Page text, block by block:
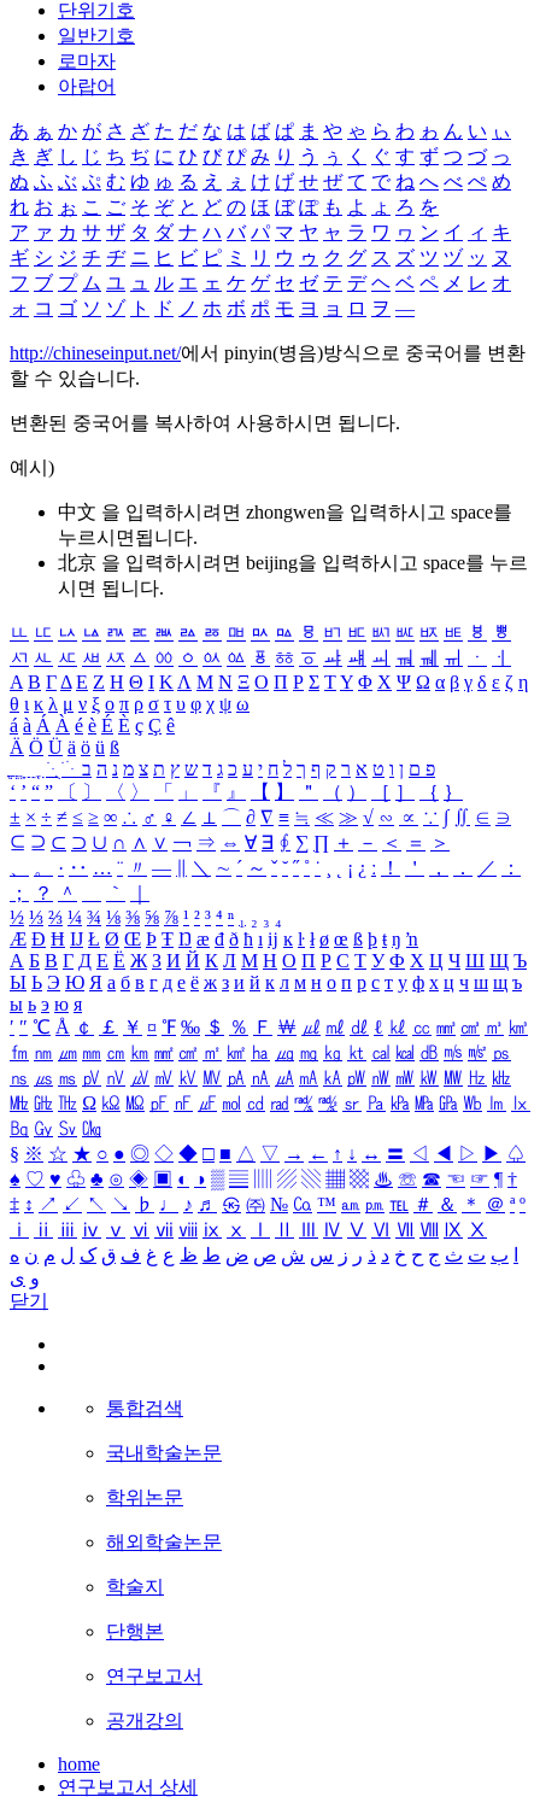
단위기호
일반기호
로마자
아랍어
あ ぁ か が さ ざ た だ な は ば ぱ ま や ゃ ら わ ゎ ん い ぃ
き ぎ し じ ち ぢ に ひ び ぴ み り う ぅ く ぐ す ず つ づ っ
ぬ ふ ぶ ぷ む ゆ ゅ る え ぇ け げ せ ぜ て で ね へ べ ぺ め
れ お ぉ こ ご そ ぞ と ど の ほ ぼ ぽ も よ ょ ろ を
ア ァ カ サ ザ タ ダ ナ ハ バ パ マ ヤ ャ ラ ワ ヮ ン イ ィ キ
ギ シ ジ チ ヂ ニ ヒ ビ ピ ミ リ ウ ゥ ク グ ス ズ ツ ヅ ッ ヌ
フ ブ プ ム ユ ュ ル エ ェ ケ ゲ セ ゼ テ デ ヘ ベ ペ メ レ オ
ォ コ ゴ ソ ゾ ト ド ノ ホ ボ ポ モ ヨ ョ ロ ヲ ―
http://chineseinput.net/에서 pinyin(병음)방식으로 중국어를 변환
할 수 있습니다.
변환된 중국어를 복사하여 사용하시면 됩니다.
예시)
中文 을 입력하시려면 zhongwen을 입력하시고 space를
누르시면됩니다.
北京 을 입력하시려면 beijing을 입력하시고 space를 누르
시면 됩니다.
ㅥ ㅦ ㅧ ㅨ ㅩ ㅪ ㅫ ㅬ ㅭ ㅮ ㅯ ㅰ ㅱ ㅲ ㅳ ㅴ ㅵ ㅶ ㅷ ㅸ
ㅹ
ㅺ ㅻ ㅼ ㅽ ㅾ ㅿ ㆀ ㆁ ㆂ ㆃ ㆄ ㆅ ㆆ ㆇ ㆈ ㆉ ㆊ ㆋ ㆌ ㆍ
ㆎ
Α Β ΓΔ Ε Ζ Η Θ Ι ΚΛ Μ Ν Ξ Ο Π Ρ Σ ΤΥ Φ Χ Ψ Ω α β γ δ ε ζ η
θ ι κ λ μ ν ξ ο π ρ σ τ υ φ χ ψ ω
á à Á À é è É È ç Ç ê
Ä Ö Ü ä ö ü ß
ִֶֹ ֻּ ׁׂ פ ם ן ו ט א ר ק ף ך ל ח י ע כ ג ד ש ץ ת צ מ נ ה ב
‘ ’ “ ” 〔 〕 〈 〉 「 」 『 』 【 】 ＂ （ ） ［ ］ ｛ ｝
± × ÷ ≠ ≤ ≥ ∞ ∴ ♂ ♀ ∠ ⊥ ⌒ ∂ ∇ ≡ ≒ ≪ ≫ √ ∽ ∝ ∵ ∫ ∬ ∈ ∋
⊆ ⊇ ⊂ ⊃ ∪ ∩ ∧ ∨ ￢ ⇒ ⇔ ∀ ∃ ∮ ∑ ∏ ＋ － ＜ ＝
＞
、
。 · ‥ … ¨ 〃 ― ＼ ∼ ´ ～ ˇ ˘ ˝ ˚ ˙ ¸ ¡ ¿ ː ！ ＇ ， ． ／
：
；
？ ＾ ｀
½ ⅓ ⅔ ¼ ¾ ⅛ ⅜ ⅝ ⅞ ¹ ² ³ ⁴ ⁿ ₁ ₂ ₃ ₄
Æ Ð Ħ Ĳ Ł Ø Œ Þ Ŧ Ŋ æ đ ð ħ ı ĳ ĸ ŀ ł ø œ ß þ ŧ ŋ ŉ
А Б В Г Д Е Ё Ж З И Й К Л М Н О П Р С Т У Ф Х Ц Ч Ш Щ Ъ
Ы Ь Э Ю Я а б в г д е ё ж з и й к л м н о п р с т у ф х ц ч ш щ ъ
ы ь э ю я
′ ″ ℃ Å ￠ ￡ ￥ ¤ ℉ ‰ ＄ ％ Ｆ ￦ ㎕ ㎖ ㎗ ℓ ㎘ ㏄ ㎣ ㎤ ㎥ ㎦
㎙ ㎚ ㎛ ㎜ ㎝ ㎞ ㎟ ㎠ ㎡ ㎢ ㏊ ㎍ ㎎ ㎏ ㏏ ㎈ ㎉ ㏈ ㎧ ㎨ ㎰
㎱ ㎲ ㎳ ㎴ ㎵ ㎶ ㎷ ㎸ ㎹ ㎀ ㎁ ㎂ ㎃ ㎄ ㎺ ㎻ ㎽ ㎾ ㎿ ㎐ ㎑
㎒ ㎓ ㎔ Ω ㏀ ㏁ ㎊ ㎋ ㎌ ㏖ ㏅ ㎭ ㎮ ㎯ ㏛ ㎩ ㎪ ㎫ ㎬ ㏝ ㏐
㏓
㏃ ㏉ ㏜ ㏆
§ ※ ☆ ★ ○ ● ◎ ◇ ◆ □ ■ △ ▽ → ← ↑ ↓ ↔ 〓 ◁ ◀ ▷ ▶ ♤
♠ ♡ ♥ ♧ ♣ ⊙ ◈ ▣ ◐ ◑ ▒ ▤ ▨ ▧ ▦ ▩ ♨ ☏ ☎ ☜ ☞ ¶ †
‡ ↕ ↗ ↙ ↖ ↘ ♭ ♩ ♪ ♬ ㉿ ㈜ № ㏇ ™ ㏂ ㏘ ℡ ＃ ＆ ＊ ＠ ª º
ⅰ
ⅱ ⅲ ⅳ ⅴ ⅵ ⅶ ⅷ ⅸ ⅹ Ⅳ Ⅴ Ⅵ Ⅶ Ⅷ Ⅸ Ⅹ
ب ت ث ج ح خ د ذ ر ز س ش ص ض ط ظ ع غ ف ق ک ل م ن ه
و ی
닫기
통합검색
국내학술논문
학위논문
해외학술논문
학술지
단행본
연구보고서
공개강의
home
연구보고서 상세